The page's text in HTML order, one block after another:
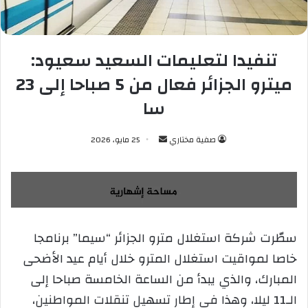
تنفيدا لتعليمات السعيد سعيود:
ميترو الجزائر فعال من 5 صباحا إلى 23
سا
صفية مختاري
س
ل
ب
ي
د
إ
ل
25 مايو، 2026
سطّرت شركة استغلال مترو الجزائر “سيما” برنامجا
خاصا لمواقيت استغلال المترو خلال أيام عيد الأضحى
المبارك، والذي يبدأ من الساعة الخامسة صباحا إلى
الـ11 ليلا، وهذا في إطار تسهيل تنقلات المواطنين،